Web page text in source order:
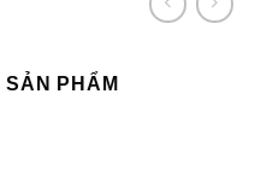
SẢN PHẨM